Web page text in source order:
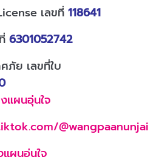
เลขที่ 118641
6301052742
ภัย เลขที่ใบ
แผนอุ่นใจ
@wangpaanunjai
แผนอุ่นใจ